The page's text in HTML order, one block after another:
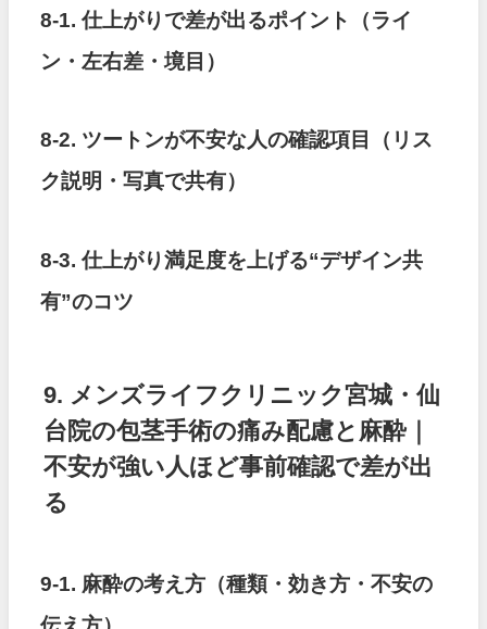
8-1. 仕上がりで差が出るポイント（ライ
ン・左右差・境目）
8-2. ツートンが不安な人の確認項目（リス
ク説明・写真で共有）
8-3. 仕上がり満足度を上げる“デザイン共
有”のコツ
9. メンズライフクリニック宮城・仙
台院の包茎手術の痛み配慮と麻酔｜
不安が強い人ほど事前確認で差が出
る
9-1. 麻酔の考え方（種類・効き方・不安の